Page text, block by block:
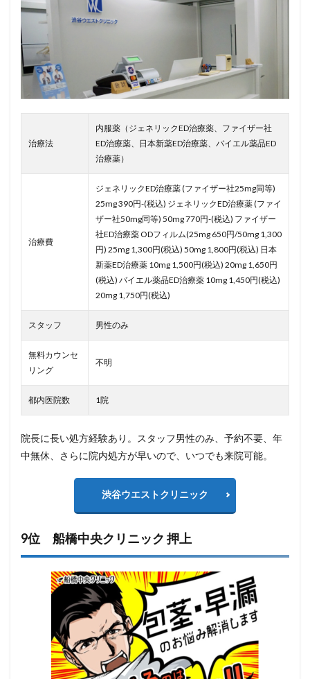
治療法
内服薬（ジェネリックED治療薬、ファイザー社
ED治療薬、日本新薬ED治療薬、バイエル薬品ED
治療薬）
治療費
ジェネリックED治療薬 (ファイザー社25mg同等)
25mg 390円-(税込) ジェネリックED治療薬 (ファイ
ザー社50mg同等) 50mg 770円-(税込) ファイザー
社ED治療薬 ODフィルム(25mg 650円/50mg 1,300
円) 25mg 1,300円(税込) 50mg 1,800円(税込) 日本
新薬ED治療薬 10mg 1,500円(税込) 20mg 1,650円
(税込) バイエル薬品ED治療薬 10mg 1,450円(税込)
20mg 1,750円(税込)
スタッフ 男性のみ
無料カウンセ
リング
不明
都内医院数 1院
院長に長い処方経験あり。スタッフ男性のみ、予約不要、年
中無休、さらに院内処方が早いので、いつでも来院可能。
渋谷ウエストクリニック
9位 船橋中央クリニック 押上